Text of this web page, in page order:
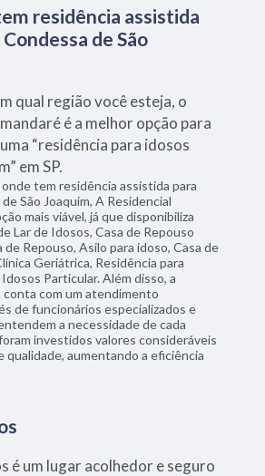
residência assistida
de São
qual região você esteja, o
é a melhor opção para
“residência para idosos
em SP.
tem residência assistida para
São Joaquim, A Residencial
mais viável, já que disponibiliza
Lar de Idosos, Casa de Repouso
de Repouso, Asilo para idoso, Casa de
Geriátrica, Residência para
Particular. Além disso, a
conta com um atendimento
de funcionários especializados e
a necessidade de cada
investidos valores consideráveis
qualidade, aumentando a eficiência
é um lugar acolhedor e seguro